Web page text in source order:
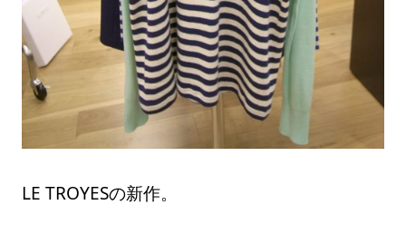
LE TROYESの新作。